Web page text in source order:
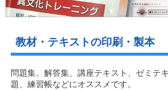
教材・テキストの印刷・製本
問題集、解答集、講座テキスト、ゼミテ
題、練習帳などにオススメです。